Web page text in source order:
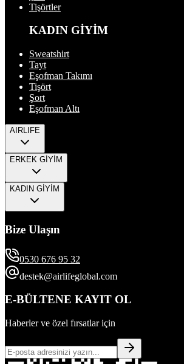
Tişörtler
KADIN GİYİM
Sweatshirt
Tayt
Eşofman Takımı
Tişört
Şort
Eşofman Altı
AIRLIFE
ERKEK GİYİM
KADIN GİYİM
Bize Ulaşın
0530 676 95 32
destek@airlifeglobal.com
E-BÜLTENE KAYIT OL
Haberler ve özel fırsatlar için